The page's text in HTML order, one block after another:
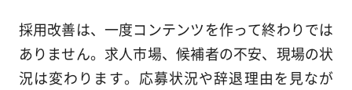
採用改善は、一度コンテンツを作って終わりでは
ありません。求人市場、候補者の不安、現場の状
況は変わります。応募状況や辞退理由を見なが